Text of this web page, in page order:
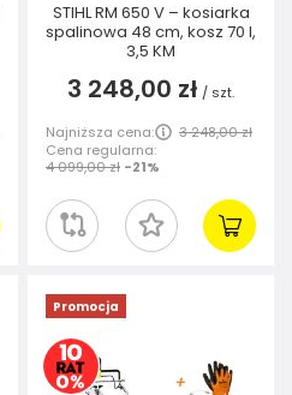
STIHL RM 650 V – kosiarka
spalinowa 48 cm, kosz 70 l,
3,5 KM
3 248,00 zł / szt.
Najniższa cena:
3 248,00 zł
Cena regularna:
4 099,00 zł -21%
Promocja